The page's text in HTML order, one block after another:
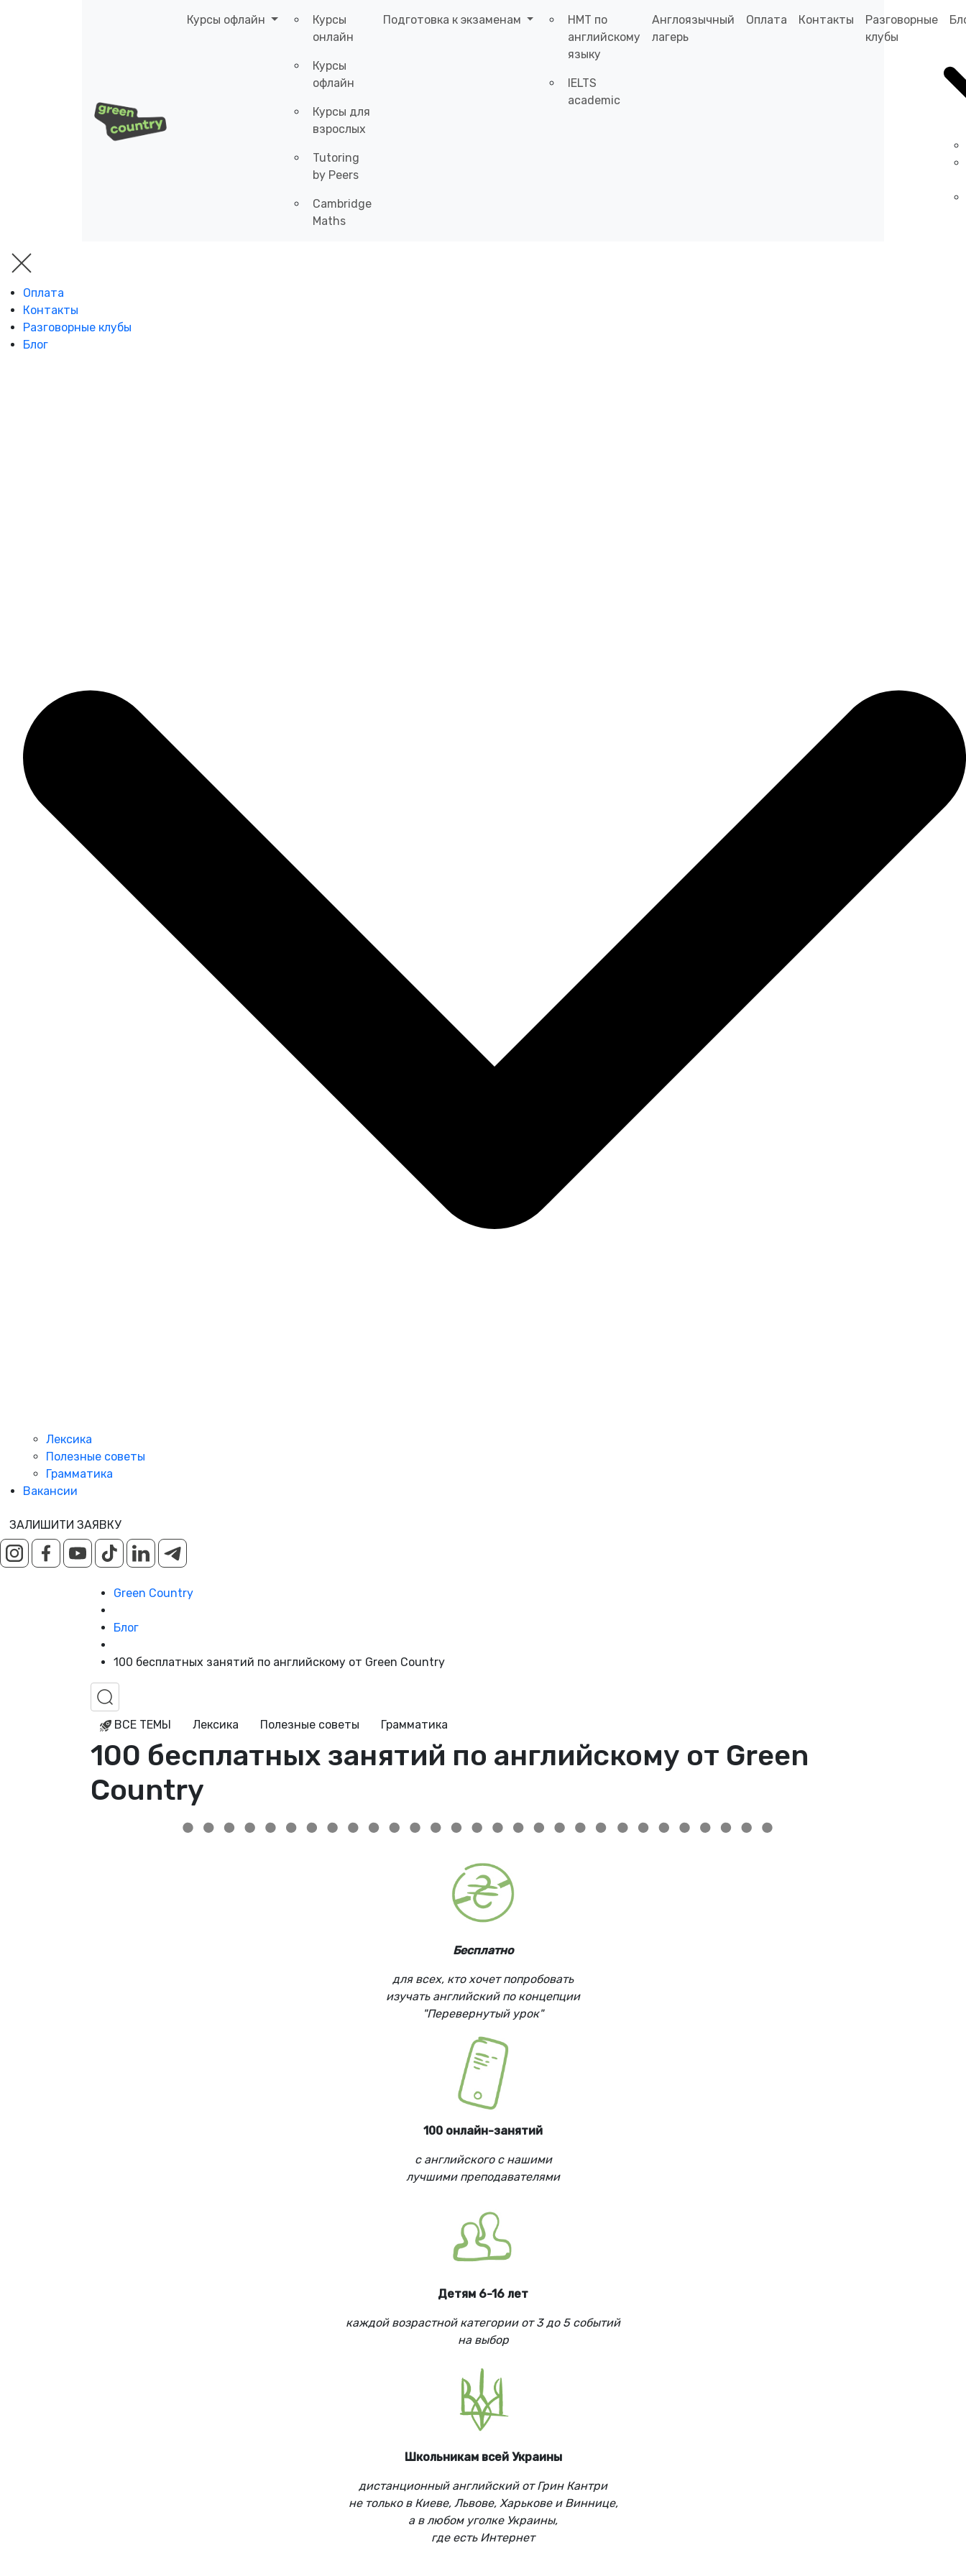
Курсы офлайн
Курсы
онлайн
Курсы
офлайн
Курсы для
взрослых
Tutoring
by Peers
Cambridge
Maths
Подготовка к экзаменам
НМТ по
английскому
языку
IELTS
academic
Англоязычный
лагерь
Оплата Контакты
Разговорные
клубы
Оплата
Контакты
Разговорные клубы
Блог
Лексика
Полезные советы
Грамматика
Вакансии
ЗАЛИШИТИ ЗАЯВКУ
Green Country
Блог
100 бесплатных занятий по английскому от Green Country
ВСЕ ТЕМЫ Лексика Полезные советы Грамматика
100 бесплатных занятий по английскому от Green
Country
Бесплатно
для всех, кто хочет попробовать
изучать английский по концепции
"Перевернутый урок"
100 онлайн-занятий
с английского с нашими
лучшими преподавателями
Детям 6-16 лет
каждой возрастной категории от 3 до 5 событий
на выбор
Школьникам всей Украины
дистанционный английский от Грин Кантри
не только в Киеве, Львове, Харькове и Виннице,
а в любом уголке Украины,
где есть Интернет